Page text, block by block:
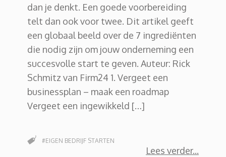
dan je denkt. Een goede voorbereiding
telt dan ook voor twee. Dit artikel geeft
een globaal beeld over de 7 ingrediënten
die nodig zijn om jouw onderneming een
succesvolle start te geven. Auteur: Rick
Schmitz van Firm24 1. Vergeet een
businessplan – maak een roadmap
Vergeet een ingewikkeld […]
Lees verder
#EIGEN BEDRIJF STARTEN